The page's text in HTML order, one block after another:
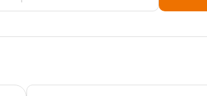
전** 보험나이 38세